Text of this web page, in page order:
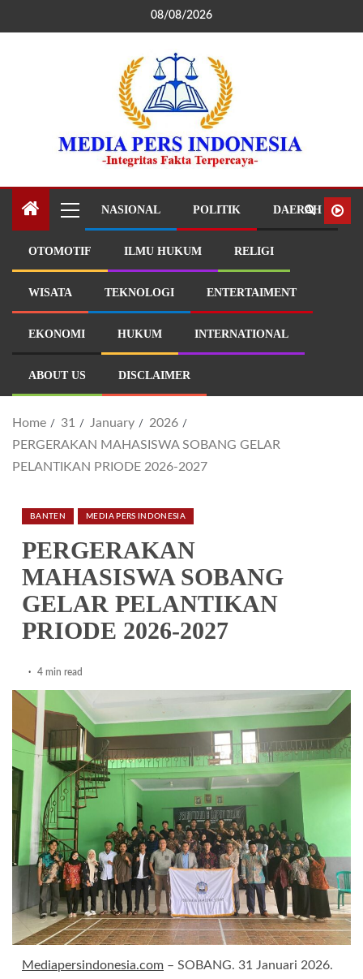
08/08/2026
NASIONAL POLITIK DAERAH
OTOMOTIF ILMU HUKUM RELIGI
WISATA TEKNOLOGI ENTERTAIMENT
EKONOMI HUKUM INTERNATIONAL
ABOUT US DISCLAIMER
Home 31 January
2026
PERGERAKAN MAHASISWA SOBANG GELAR
PELANTIKAN PRIODE 2026-2027
BANTEN MEDIA PERS INDONESIA
PERGERAKAN
MAHASISWA SOBANG
GELAR PELANTIKAN
PRIODE 2026-2027
4 min read
Mediapersindonesia.com – SOBANG. 31 Januari 2026.